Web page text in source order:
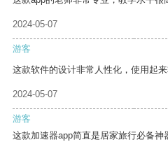
2024-05-07
游客
这款软件的设计非常人性化，使用起来
2024-05-07
游客
这款加速器app简直是居家旅行必备